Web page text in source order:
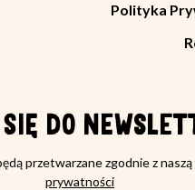
Polityka
DO
przetwarzane zgodnie z naszą
prywatności